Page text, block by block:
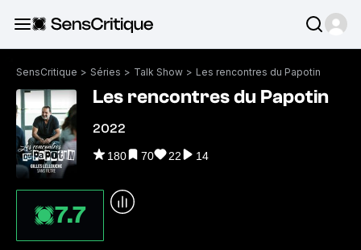
SensCritique > Séries > Talk Show > Les rencontres du Papotin
Les rencontres du Papotin
2022
180 70 22 14
7.7